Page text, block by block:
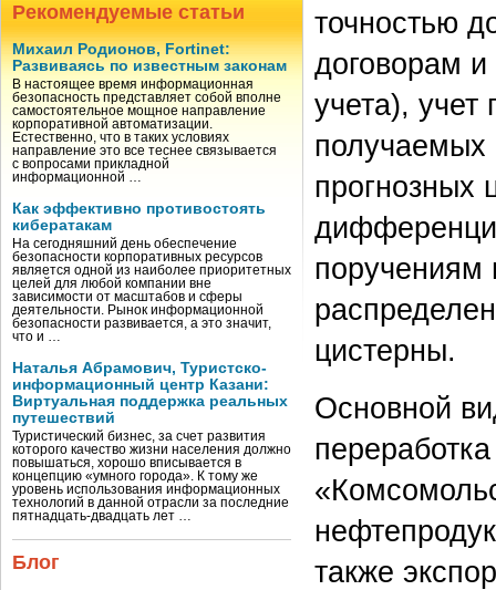
Рекомендуемые статьи
Михаил Родионов, Fortinet:
Развиваясь по известным законам
В настоящее время информационная
безопасность представляет собой вполне
самостоятельное мощное направление
корпоративной автоматизации.
Естественно, что в таких условиях
направление это все теснее связывается
с вопросами прикладной
информационной …
Как эффективно противостоять
кибератакам
На сегодняшний день обеспечение
безопасности корпоративных ресурсов
является одной из наиболее приоритетных
целей для любой компании вне
зависимости от масштабов и сферы
деятельности. Рынок информационной
безопасности развивается, а это значит,
что и …
Наталья Абрамович, Туристско-
информационный центр Казани:
Виртуальная поддержка реальных
путешествий
Туристический бизнес, за счет развития
которого качество жизни населения должно
повышаться, хорошо вписывается в
концепцию «умного города». К тому же
уровень использования информационных
технологий в данной отрасли за последние
пятнадцать-двадцать лет …
Блог
точностью
договорам и
учета), учет
получаемых
прогнозных
поручениям
цистерны.
Основной
также